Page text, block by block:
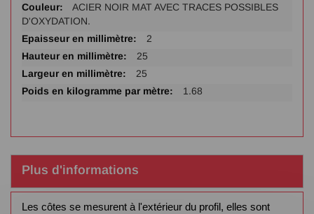
Plus
d'infos
ACIER NOIR MAT AVEC TRACES POSSIBLES
D'OXYDATION.
2
25
25
1.68
Plus d'informations
Les côtes se mesurent à l'extérieur du profil, elles sont